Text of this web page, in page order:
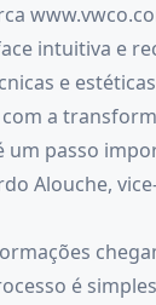
intuitiva e
e
a
passo
Alouche,
é